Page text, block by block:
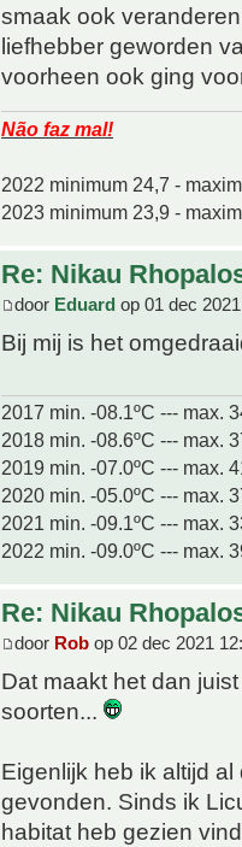
smaak ook
liefhebber geworden
voorheen ook ging
Não faz mal!
2022 minimum 24,7 -
2023 minimum 23,9 -
Re: Nikau
door Eduard op 01 dec
Bij mij is het
2017 min. -08.1ºC --- max.
2018 min. -08.6ºC --- max.
2019 min. -07.0ºC --- max.
2020 min. -05.0ºC --- max.
2021 min. -09.1ºC --- max.
2022 min. -09.0ºC --- max.
Re: Nikau
door Rob op 02 dec 2021
Dat maakt het dan
soorten...
Eigenlijk heb ik altijd
gevonden. Sinds ik
habitat heb gezien